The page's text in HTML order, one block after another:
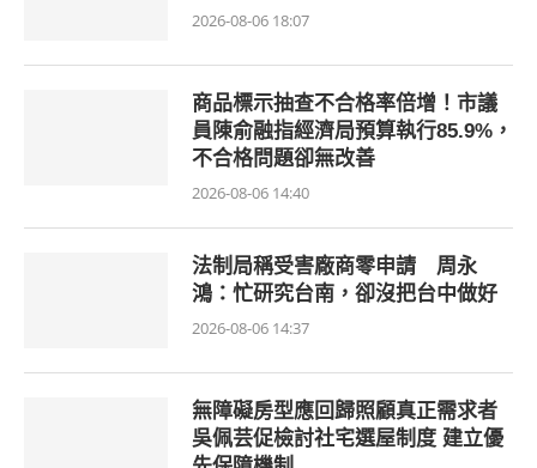
2026-08-06 18:07
商品標示抽查不合格率倍增！市議
員陳俞融指經濟局預算執行85.9%，
不合格問題卻無改善
2026-08-06 14:40
法制局稱受害廠商零申請 周永
鴻：忙研究台南，卻沒把台中做好
2026-08-06 14:37
無障礙房型應回歸照顧真正需求者
吳佩芸促檢討社宅選屋制度 建立優